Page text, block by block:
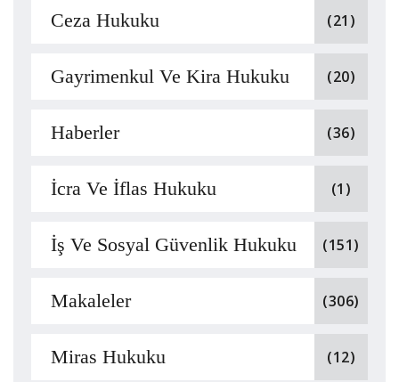
Ceza Hukuku (21)
Gayrimenkul Ve Kira Hukuku (20)
Haberler (36)
İcra Ve İflas Hukuku (1)
İş Ve Sosyal Güvenlik Hukuku (151)
Makaleler (306)
Miras Hukuku (12)